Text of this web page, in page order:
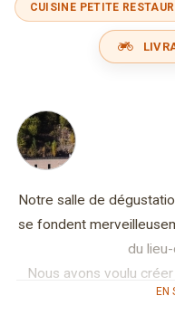
CUISINE PETITE
EN
Notre salle de
se fondent
du
Nous avons voulu
s'intègre de façon